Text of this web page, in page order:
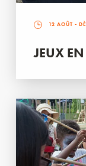
12 AOÛT -
JEUX